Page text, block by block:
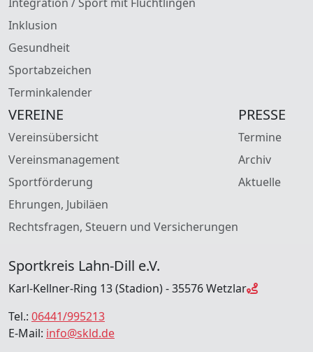
Inklusion
Gesundheit
Sportabzeichen
Terminkalender
VEREINE
Vereinsübersicht
Vereinsmanagement
Sportförderung
Ehrungen, Jubiläen
Rechtsfragen, Steuern und Versicherungen
PRESSE
Termine
Archiv
Aktuelle
Sportkreis Lahn-Dill e.V.
Karl-Kellner-Ring 13 (Stadion) - 35576 Wetzlar
Tel.: 06441/995213
E-Mail: info@skld.de